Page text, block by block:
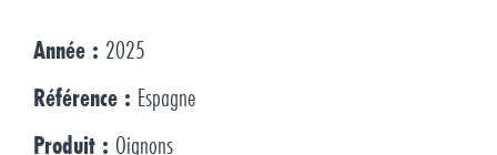
Année : 2025
Référence : Espagne
Produit : Oignons